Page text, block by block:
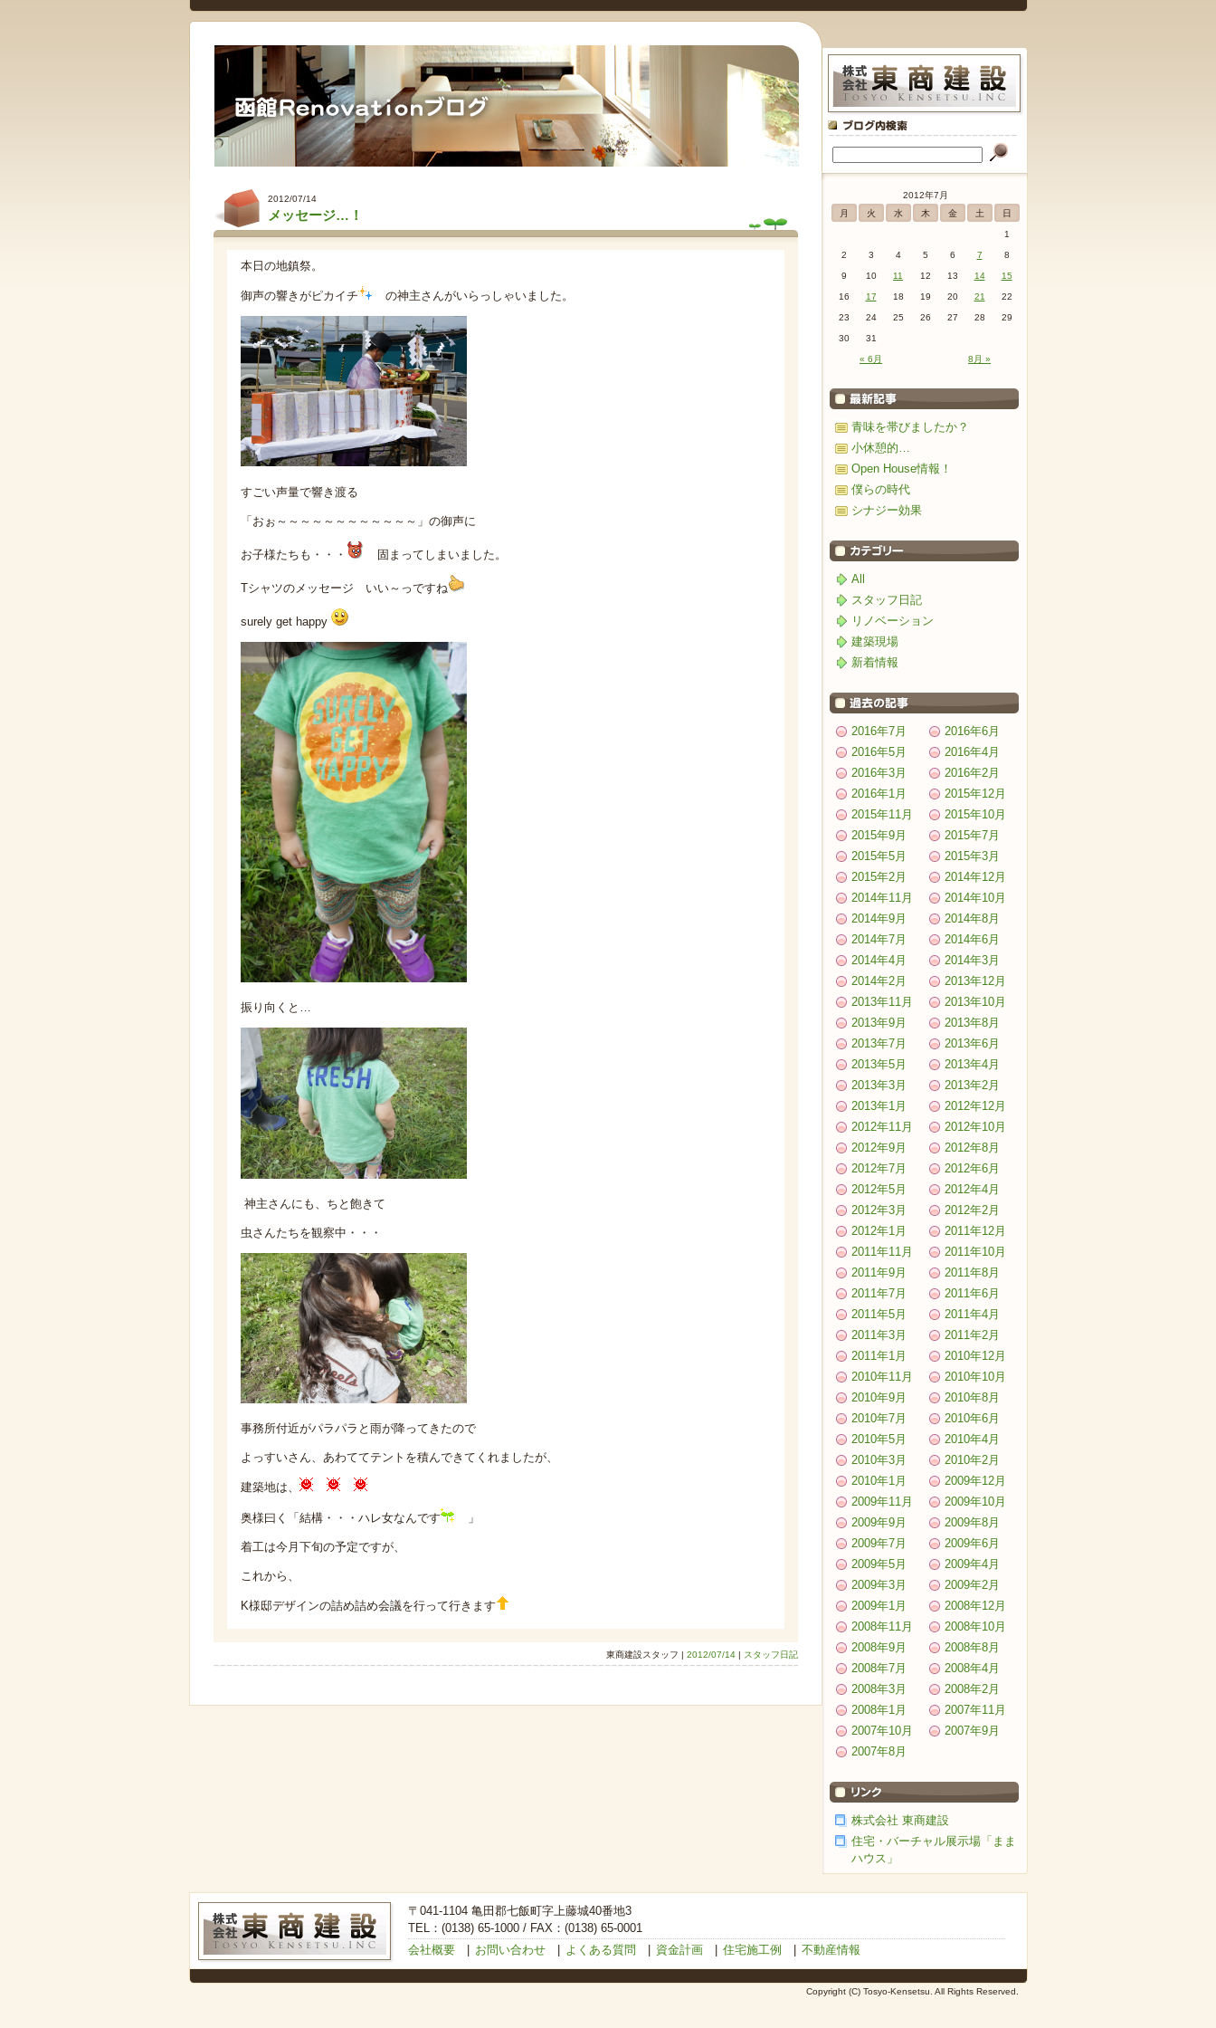
2012/07/14
メッセージ…！
本日の地鎮祭。
御声の響きがピカイチ の神主さんがいらっしゃいました。
すごい声量で響き渡る
「おぉ～～～～～～～～～～～～」の御声に
お子様たちも・・・ 固まってしまいました。
Tシャツのメッセージ いい～っですね
surely get happy
振り向くと…
神主さんにも、ちと飽きて
虫さんたちを観察中・・・
事務所付近がパラパラと雨が降ってきたので
よっすいさん、あわててテントを積んできてくれましたが、
建築地は、
奥様曰く「結構・・・ハレ女なんです 」
着工は今月下旬の予定ですが、
これから、
K様邸デザインの詰め詰め会議を行って行きます
東商建設スタッフ | 2012/07/14| スタッフ日記
2012年7月
月
火 水 木 金 土 日
« 6月 8月 »
1
2 3 4 5 6 7 8
9 10 11 12 13 14 15
16 17 18 19 20 21 22
23 24 25 26 27 28 29
30 31
青味を帯びましたか？
小休憩的…
Open House情報！
僕らの時代
シナジー効果
All
スタッフ日記
リノベーション
建築現場
新着情報
2016年7月
2016年6月
2016年5月
2016年4月
2016年3月
2016年2月
2016年1月
2015年12月
2015年11月
2015年10月
2015年9月
2015年7月
2015年5月
2015年3月
2015年2月
2014年12月
2014年11月
2014年10月
2014年9月
2014年8月
2014年7月
2014年6月
2014年4月
2014年3月
2014年2月
2013年12月
2013年11月
2013年10月
2013年9月
2013年8月
2013年7月
2013年6月
2013年5月
2013年4月
2013年3月
2013年2月
2013年1月
2012年12月
2012年11月
2012年10月
2012年9月
2012年8月
2012年7月
2012年6月
2012年5月
2012年4月
2012年3月
2012年2月
2012年1月
2011年12月
2011年11月
2011年10月
2011年9月
2011年8月
2011年7月
2011年6月
2011年5月
2011年4月
2011年3月
2011年2月
2011年1月
2010年12月
2010年11月
2010年10月
2010年9月
2010年8月
2010年7月
2010年6月
2010年5月
2010年4月
2010年3月
2010年2月
2010年1月
2009年12月
2009年11月
2009年10月
2009年9月
2009年8月
2009年7月
2009年6月
2009年5月
2009年4月
2009年3月
2009年2月
2009年1月
2008年12月
2008年11月
2008年10月
2008年9月
2008年8月
2008年7月
2008年4月
2008年3月
2008年2月
2008年1月
2007年11月
2007年10月
2007年9月
2007年8月
株式会社 東商建設
住宅・バーチャル展示場「まま
ハウス」
〒041-1104 亀田郡七飯町字上藤城40番地3
TEL：(0138) 65-1000 / FAX：(0138) 65-0001
会社概要| お問い合わせ| よくある質問 資金計画| 住宅施工例 不動産情報
Copyright (C) Tosyo-Kensetsu. All Rights Reserved.